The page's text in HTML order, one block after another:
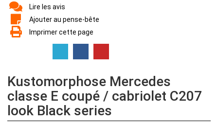
Lire les avis
Ajouter au pense-bête
Imprimer cette page
Kustomorphose Mercedes
classe E coupé / cabriolet C207
look Black series